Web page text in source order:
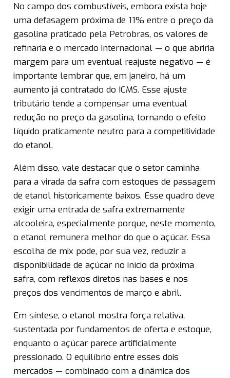
No campo dos combustíveis, embora exista hoje
uma defasagem próxima de 11% entre o preço da
gasolina praticado pela Petrobras, os valores de
refinaria e o mercado internacional — o que abriria
margem para um eventual reajuste negativo — é
importante lembrar que, em janeiro, há um
aumento já contratado do ICMS. Esse ajuste
tributário tende a compensar uma eventual
redução no preço da gasolina, tornando o efeito
líquido praticamente neutro para a competitividade
do etanol.
Além disso, vale destacar que o setor caminha
para a virada da safra com estoques de passagem
de etanol historicamente baixos. Esse quadro deve
exigir uma entrada de safra extremamente
alcooleira, especialmente porque, neste momento,
o etanol remunera melhor do que o açúcar. Essa
escolha de mix pode, por sua vez, reduzir a
disponibilidade de açúcar no início da próxima
safra, com reflexos diretos nas bases e nos
preços dos vencimentos de março e abril.
Em síntese, o etanol mostra força relativa,
sustentada por fundamentos de oferta e estoque,
enquanto o açúcar parece artificialmente
pressionado. O equilíbrio entre esses dois
mercados — combinado com a dinâmica dos